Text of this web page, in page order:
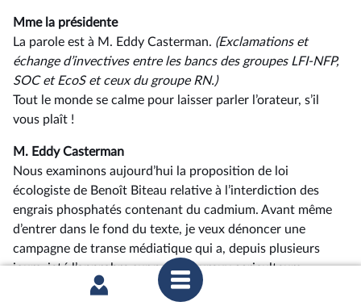
Mme la présidente
La parole est à M. Eddy Casterman. (Exclamationset
échanged’invectives entre les bancs des groupes LFI-NFP,
SOC et EcoSetceux du groupe RN.)
Tout le monde se calme pour laisser parler l’orateur, s’il
vous plaît !
M. Eddy Casterman
Nous examinons aujourd’hui la proposition de loi
écologiste de Benoît Biteau relative à l’interdiction des
engrais phosphatés contenant du cadmium. Avant même
d’entrer dans le fond du texte, je veux dénoncer une
campagne de transe médiatique qui a, depuis plusieurs
jours, jeté l’opprobre sur nos valeureux agriculteurs
(Applaudissements sur les bancs du groupe RN)